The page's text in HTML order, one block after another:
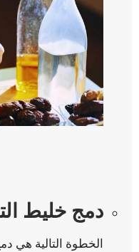
دمج خليط
الخطوة التالية هي